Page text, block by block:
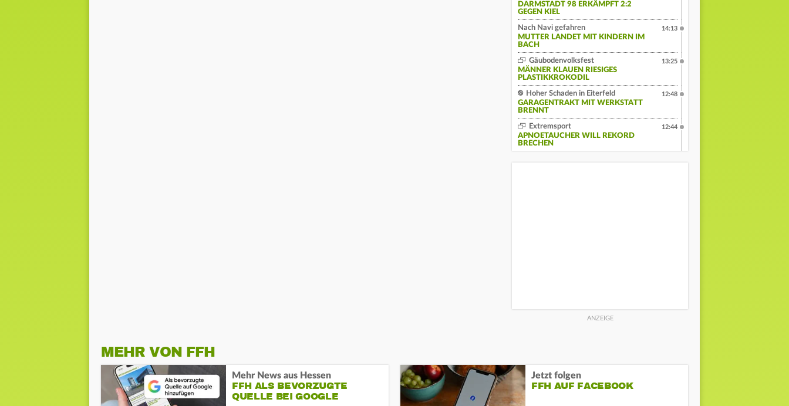
DARMSTADT 98 ERKÄMPFT 2:2
GEGEN KIEL
Nach Navi gefahren
MUTTER LANDET MIT KINDERN IM
BACH
14:13
Gäubodenvolksfest
MÄNNER KLAUEN RIESIGES
PLASTIKKROKODIL
13:25
Hoher Schaden in Eiterfeld
GARAGENTRAKT MIT WERKSTATT
BRENNT
12:48
Extremsport
APNOETAUCHER WILL REKORD
BRECHEN
12:44
MEHR VON FFH
Mehr News aus Hessen
FFH ALS BEVORZUGTE
QUELLE BEI GOOGLE
Jetzt folgen
FFH AUF FACEBOOK